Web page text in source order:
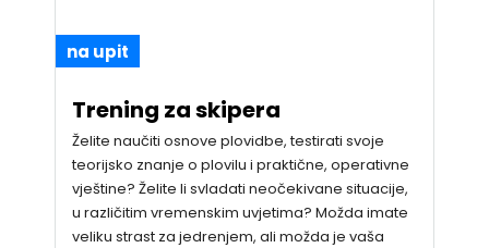
na upit
Trening za skipera
Želite naučiti osnove plovidbe, testirati svoje
teorijsko znanje o plovilu i praktične, operativne
vještine? Želite li svladati neočekivane situacije,
u različitim vremenskim uvjetima? Možda imate
veliku strast za jedrenjem, ali možda je vaša